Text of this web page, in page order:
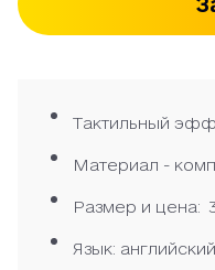
Тактильный
Материал -
Размер и цена:
Язык: